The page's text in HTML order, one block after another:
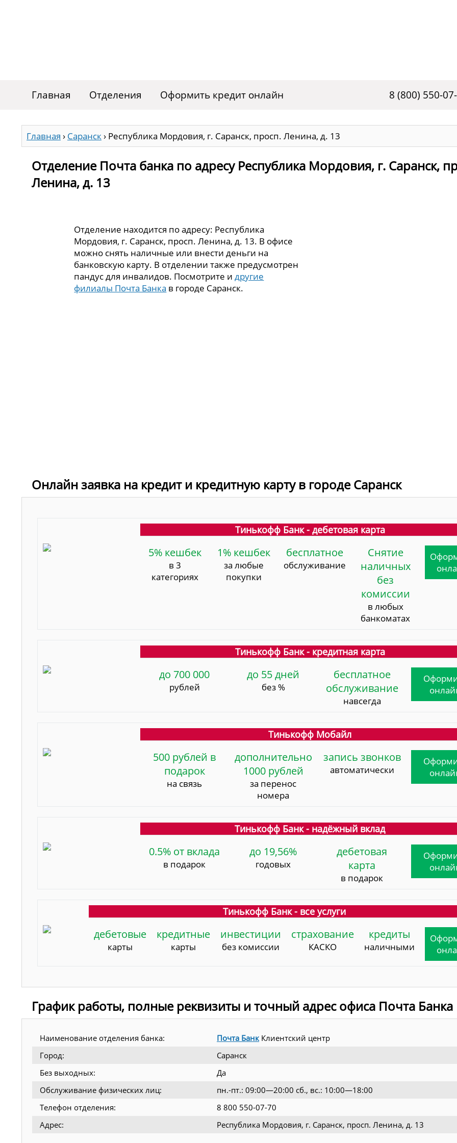
Главная Отделения Оформить кредит онлайн 8 (800) 550-
Главная › Саранск› Республика Мордовия, г. Саранск, просп. Ленина, д. 13
Отделение Почта банка по адресу Республика Мордовия, г. Саранск,
Ленина, д. 13
Отделение находится по адресу: Республика
Мордовия, г. Саранск, просп. Ленина, д. 13. В офисе
можно снять наличные или внести деньги на
банковскую карту. В отделении также предусмотрен
пандус для инвалидов. Посмотрите идругие
филиалы Почта Банка в городе Саранск.
Онлайн заявка на кредит и кредитную карту в городе Саранск
Тинькофф Банк - дебетовая карта
5% кешбек
в 3
категориях
1% кешбек
за любые
покупки
бесплатное
обслуживание
Снятие
наличных
без
комиссии
в любых
банкоматах
Тинькофф Банк - кредитная карта
до 700 000
рублей
до 55 дней
без %
бесплатное
обслуживание
навсегда
Тинькофф Мобайл
500 рублей в
подарок
на связь
дополнительно
1000 рублей
за перенос
номера
запись звонков
автоматически
Тинькофф Банк - надёжный вклад
0.5% от вклада
в подарок
до 19,56%
годовых
дебетовая
карта
в подарок
Тинькофф Банк - все услуги
дебетовые
карты
кредитные
карты
инвестиции
без комиссии
страхование
КАСКО
кредиты
наличными
График работы, полные реквизиты и точный адрес офиса Почта Банка
Наименование отделения банка: Почта Банк Клиентский центр
Город:
Саранск
Без выходных:
Да
Обслуживание физических лиц:
пн.-пт.: 09:00—20:00 сб., вс.: 10:00—18:00
Телефон отделения:
8 800 550-07-70
Адрес:
Республика Мордовия, г. Саранск, просп. Ленина, д. 13